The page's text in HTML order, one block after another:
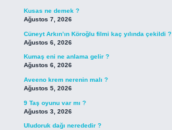
Kusas ne demek ?
Ağustos 7, 2026
Cüneyt Arkın’ın Köroğlu filmi kaç yılında çekildi ?
Ağustos 6, 2026
Kumaş eni ne anlama gelir ?
Ağustos 6, 2026
Aveeno krem nerenin malı ?
Ağustos 5, 2026
9 Taş oyunu var mı ?
Ağustos 3, 2026
Uludoruk dağı nerededir ?